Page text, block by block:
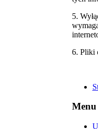
5.
6. Pliki